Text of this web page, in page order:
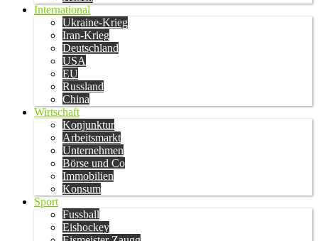
International
Ukraine-Krieg
Iran-Krieg
Deutschland
USA
EU
Russland
China
Wirtschaft
Konjunktur
Arbeitsmarkt
Unternehmen
Börse und Co
Immobilien
Konsum
Sport
Fussball
Eishockey